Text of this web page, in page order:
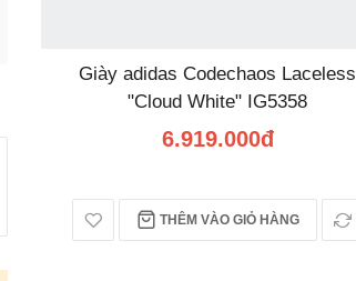
Giày adidas Codechaos Laceless
"Cloud White" IG5358
6.919.000đ
THÊM VÀO GIỎ HÀNG